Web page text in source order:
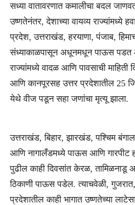
सध्या वातावरणात कमालीचा बदल
उष्णतेनंतर, देशाच्या वायव्य राज्यांमध्ये
प्रदेश, उत्तराखंड, हरयाणा, पंजाब,
संध्याकाळपासून अधूनमधून पाऊस
राज्यांमध्ये वादळ आणि पावसाची
आणि कानपूरसह उत्तर प्रदेशातील 25
येथे वीज पडून सहा जणांचा मृत्यू झाला.
उत्तराखंड, बिहार, झारखंड, पश्चिम
आणि नागालँडमध्ये पाऊस आणि गारपीट
पुढील काही दिवसांत केरळ,
ठिकाणी पाऊस पडेल. त्याचवेळी,
प्रदेशातील काही भागात उष्णतेच्या